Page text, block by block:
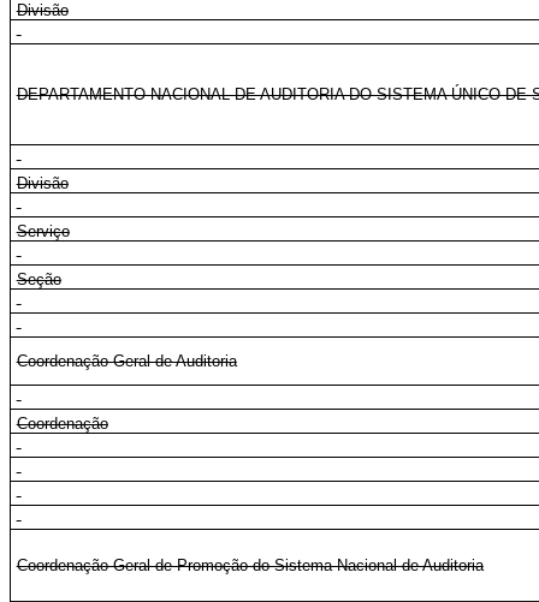
Divisão
DEPARTAMENTO NACIONAL DE AUDITORIA DO SISTEMA ÚNICO DE
Divisão
Serviço
Seção
Coordenação-Geral de Auditoria
Coordenação
Coordenação-Geral de Promoção do Sistema Nacional de Auditoria